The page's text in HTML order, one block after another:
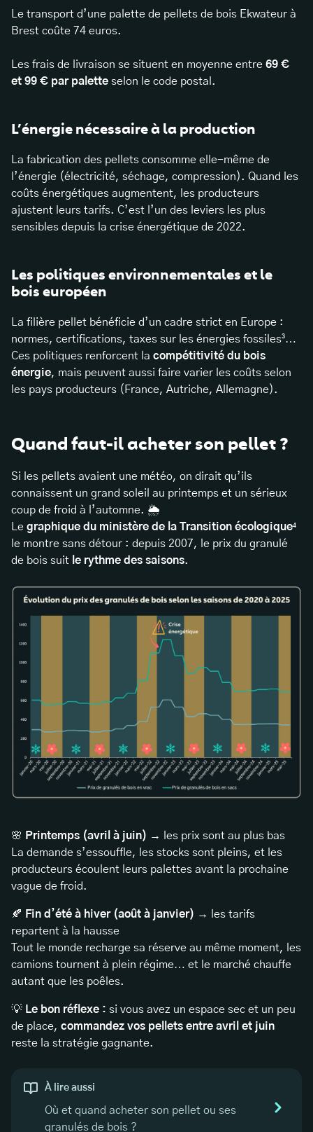
Le transport d’une palette de pellets de bois Ekwateur à
Brest coûte 74 euros.
Les frais de livraison se situent en moyenne entre 69 €
et 99 € par palette selon le code postal.
L’énergie nécessaire à la production
La fabrication des pellets consomme elle-même de
l’énergie (électricité, séchage, compression). Quand les
coûts énergétiques augmentent, les producteurs
ajustent leurs tarifs. C’est l’un des leviers les plus
sensibles depuis la crise énergétique de 2022.
Les politiques environnementales et le
bois européen
La filière pellet bénéficie d’un cadre strict en Europe :
normes, certifications, taxes sur les énergies fossiles³…
Ces politiques renforcent la compétitivité du bois
énergie, mais peuvent aussi faire varier les coûts selon
les pays producteurs (France, Autriche, Allemagne).
Quand faut-il acheter son pellet ?
Si les pellets avaient une météo, on dirait qu’ils
connaissent un grand soleil au printemps et un sérieux
coup de froid à l’automne. 🌦️
Le graphique du ministère de la Transition écologique⁴
le montre sans détour : depuis 2007, le prix du granulé
de bois suit le rythme des saisons.
🌸 Printemps (avril à juin) → les prix sont au plus bas
La demande s’essouffle, les stocks sont pleins, et les
producteurs écoulent leurs palettes avant la prochaine
vague de froid.
🍂 Fin d’été à hiver (août à janvier) → les tarifs
repartent à la hausse
Tout le monde recharge sa réserve au même moment, les
camions tournent à plein régime… et le marché chauffe
autant que les poêles.
💡 Le bon réflexe : si vous avez un espace sec et un peu
de place, commandez vos pellets entre avril et juin
reste la stratégie gagnante.
À lire aussi
Où et quand acheter son pellet ou ses
granulés de bois ?